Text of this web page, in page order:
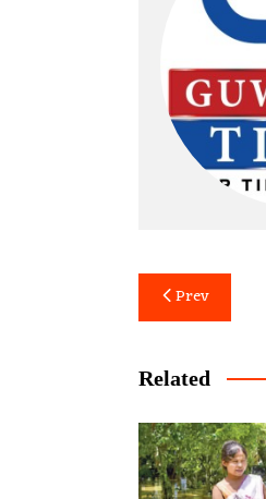
Post
navigation
Prev
Related